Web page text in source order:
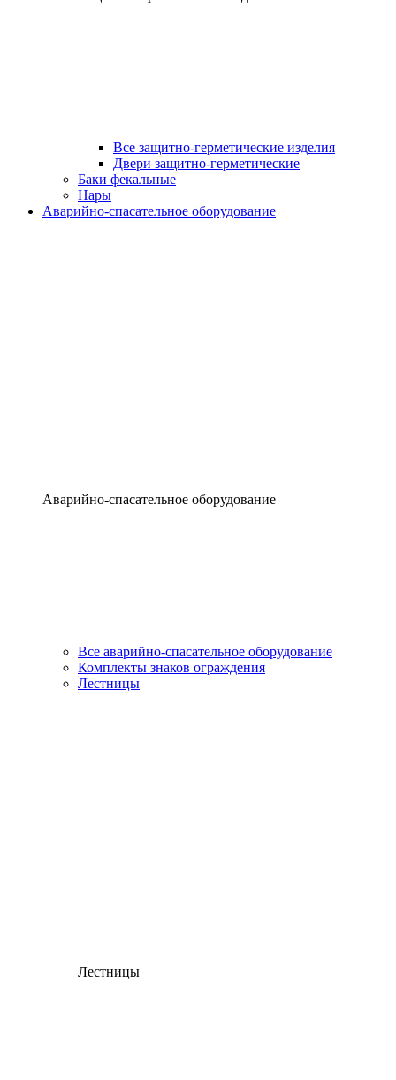
Все защитно-герметические изделия
Двери защитно-герметические
Баки фекальные
Нары
Аварийно-спасательное оборудование
Аварийно-спасательное оборудование
Все аварийно-спасательное оборудование
Комплекты знаков ограждения
Лестницы
Лестницы